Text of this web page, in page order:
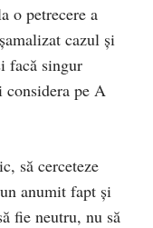
o petrecere a
cazul și
facă singur
pe A
să cerceteze
anumit fapt și
fie neutru, nu să